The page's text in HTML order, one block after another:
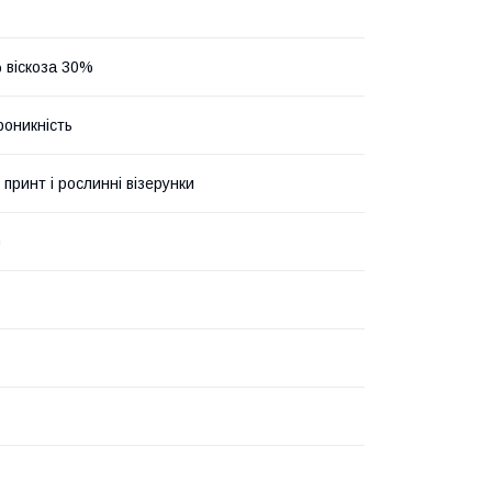
30%
принт і рослинні візерунки